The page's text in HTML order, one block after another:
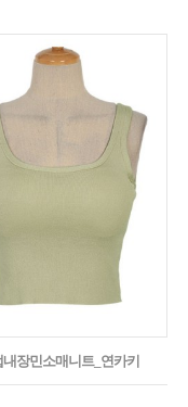
내장민소매니트_연카키